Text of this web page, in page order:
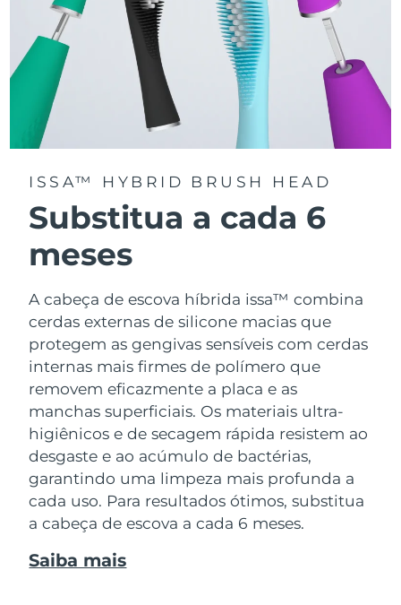
ISSA™ HYBRID BRUSH HEAD
Substitua a cada 6
meses
A cabeça de escova híbrida issa™ combina
cerdas externas de silicone macias que
protegem as gengivas sensíveis com cerdas
internas mais firmes de polímero que
removem eficazmente a placa e as
manchas superficiais. Os materiais ultra-
higiênicos e de secagem rápida resistem ao
desgaste e ao acúmulo de bactérias,
garantindo uma limpeza mais profunda a
cada uso. Para resultados ótimos, substitua
a cabeça de escova a cada 6 meses.
Saiba mais